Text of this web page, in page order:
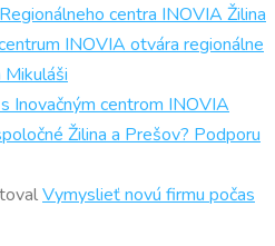
centra INOVIA Žilina
INOVIA otvára regionálne
Inovačným centrom INOVIA
Žilina a Prešov? Podporu
Vymyslieť novú firmu počas